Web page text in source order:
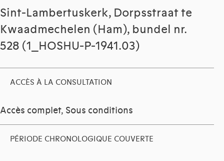
Sint-Lambertuskerk, Dorpsstraat te
Kwaadmechelen (Ham), bundel nr.
528 (1_HOSHU-P-1941.03)
ACCÈS À LA CONSULTATION
Accès complet, Sous conditions
PÉRIODE CHRONOLOGIQUE COUVERTE